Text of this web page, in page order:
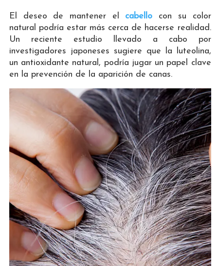
El deseo de mantener el cabello con su color
natural podría estar más cerca de hacerse realidad.
Un reciente estudio llevado a cabo por
investigadores japoneses sugiere que la luteolina,
un antioxidante natural, podría jugar un papel clave
en la prevención de la aparición de canas.